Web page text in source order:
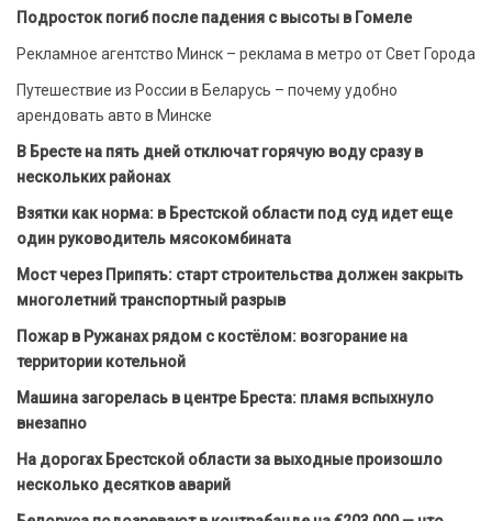
Подросток погиб после падения с высоты в Гомеле
Рекламное агентство Минск – реклама в метро от Свет Города
Путешествие из России в Беларусь – почему удобно
арендовать авто в Минске
В Бресте на пять дней отключат горячую воду сразу в
нескольких районах
Взятки как норма: в Брестской области под суд идет еще
один руководитель мясокомбината
Мост через Припять: старт строительства должен закрыть
многолетний транспортный разрыв
Пожар в Ружанах рядом с костёлом: возгорание на
территории котельной
Машина загорелась в центре Бреста: пламя вспыхнуло
внезапно
На дорогах Брестской области за выходные произошло
несколько десятков аварий